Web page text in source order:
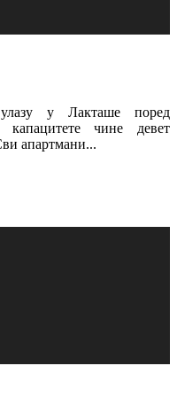
у Лакташе поред
капацитете чине девет
апартмани...